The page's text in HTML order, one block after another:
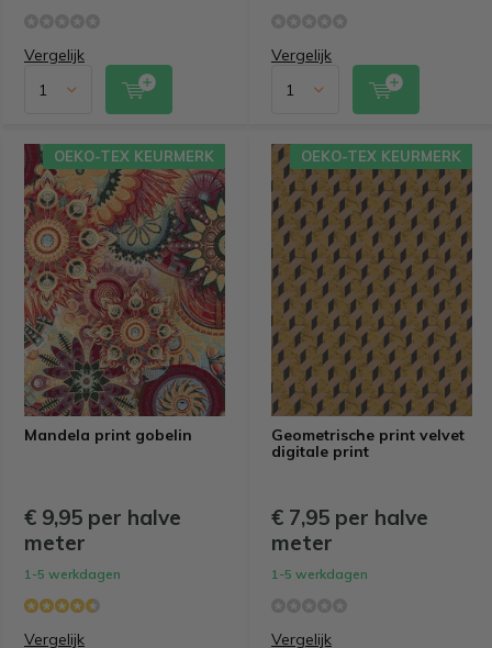
Vergelijk Vergelijk
Mandela print gobelin
OEKO-TEX KEURMERK
€ 9,95 per halve
meter
1-5 werkdagen
Vergelijk
Geometrische print velvet
digitale print
OEKO-TEX KEURMERK
€ 7,95 per halve
meter
1-5 werkdagen
Vergelijk